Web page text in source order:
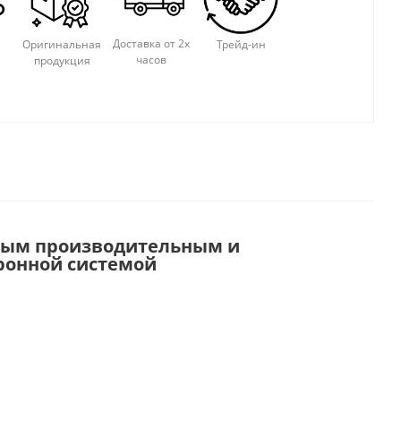
Оригинальная
продукция
Доставка от 2х
часов
Трейд-ин
производительным и
системой